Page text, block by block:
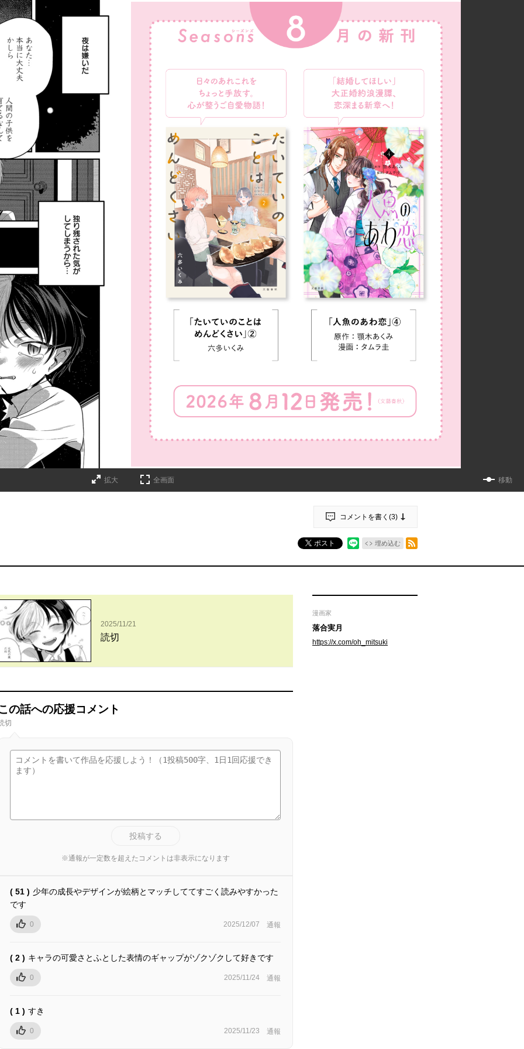
詳細ページへのリンク
拡大 全画面 移動
コメントを書く(3)
ポスト 埋め込む
2025/11/21
読切
の話への応援コメント
切
投稿する
※通報が一定数を超えたコメントは非表示になります
( 51 ) 少年の成長やデザインが絵柄とマッチしててすごく読みやすかった
です
0 2025/12/07 通報
( 2 ) キャラの可愛さとふとした表情のギャップがゾクゾクして好きです
0 2025/11/24 通報
( 1 ) すき
0 2025/11/23 通報
漫画家
落合実月
https://x.com/oh_mitsuki